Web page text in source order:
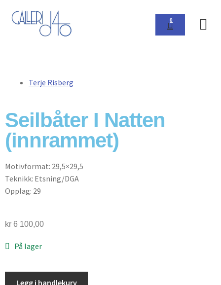
0
Terje Risberg
Seilbåter I Natten
(innrammet)
Motivformat: 29,5×29,5
Teknikk: Etsning/DGA
Opplag: 29
kr 6 100,00
På lager
Legg i handlekurv